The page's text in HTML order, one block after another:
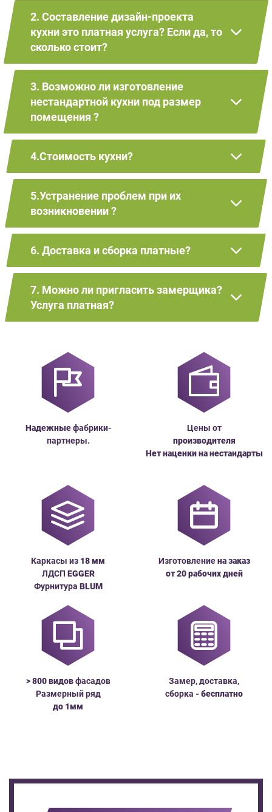
2. Составление дизайн-проекта
кухни это платная услуга? Если да, то
сколько стоит?
3. Возможно ли изготовление
нестандартной кухни под размер
помещения ?
4.Стоимость кухни?
5.Устранение проблем при их
возникновении ?
6. Доставка и сборка платные?
7. Можно ли пригласить замерщика?
Услуга платная?
Надежныефабрики-
партнеры.
Цены от
производителя
Нет наценки на нестандарты
Каркасы из 18мм
ЛДСП EGGER
Фурнитура BLUM
Изготовлениена заказ
от 20 рабочих дней
> 800 видовфасадов
Размерный ряд
до 1мм
Замер, доставка,
сборка - бесплатно